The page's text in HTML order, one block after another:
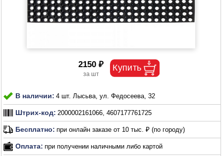
2150 ₽
В наличии: 4 шт. Лысьва, ул. Федосеева, 32
Штрих-код: 2000002161066, 4607177761725
Бесплатно: при онлайн заказе от 10 тыс. ₽ (по городу)
Оплата: при получении наличными либо картой